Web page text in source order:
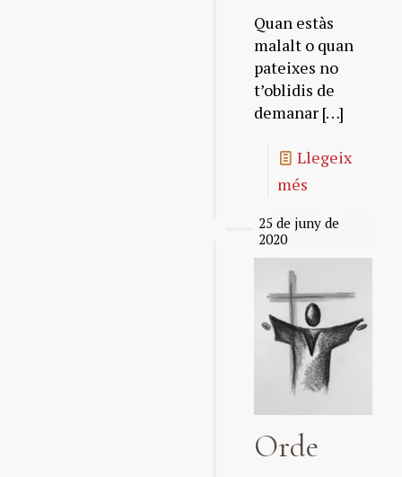
Quan estàs
malalt o quan
pateixes no
t’oblidis de
demanar […]
Llegeix
més
25 de juny de
2020
Orde